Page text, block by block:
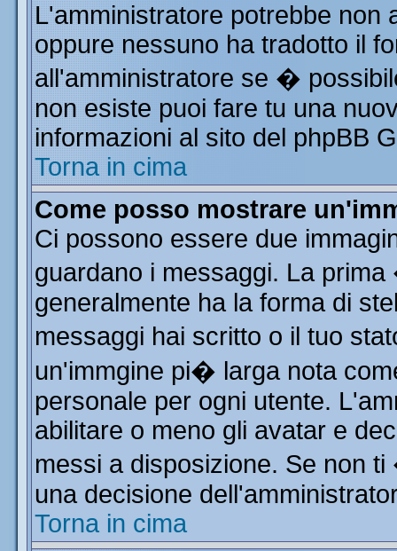
L'amministratore potrebbe non
oppure nessuno ha tradotto il
all'amministratore se �
non esiste puoi fare tu una
informazioni al sito del phpBB
Torna in cima
Come posso mostrare
Ci possono essere due
guardano i messaggi. La
generalmente ha la forma di
messaggi hai scritto o il tuo
un'immgine pi� larga nota
personale per ogni utente.
abilitare o meno gli avatar e
messi a disposizione. Se non
una decisione
Torna in cima